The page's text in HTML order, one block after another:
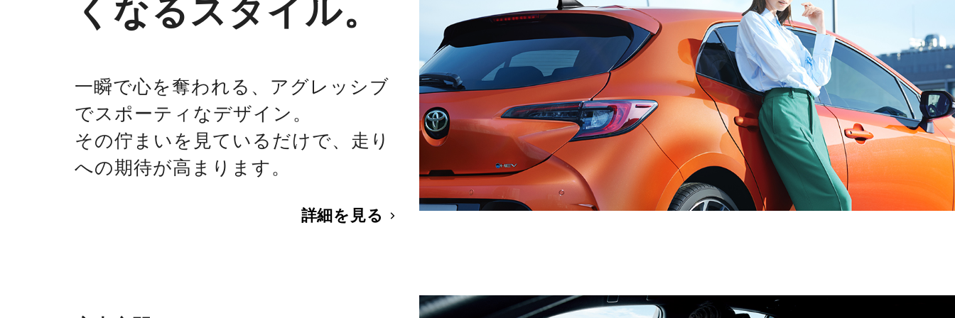
くなるスタイル。
一瞬で心を奪われる、アグレッシブ
でスポーティなデザイン。
その佇まいを見ているだけで、走り
への期待が高まります。
詳細を見る